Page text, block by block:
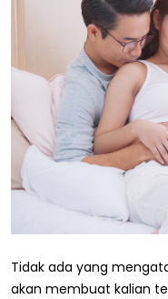
Tidak ada yang
akan membuat kalian